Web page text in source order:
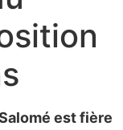
est fière